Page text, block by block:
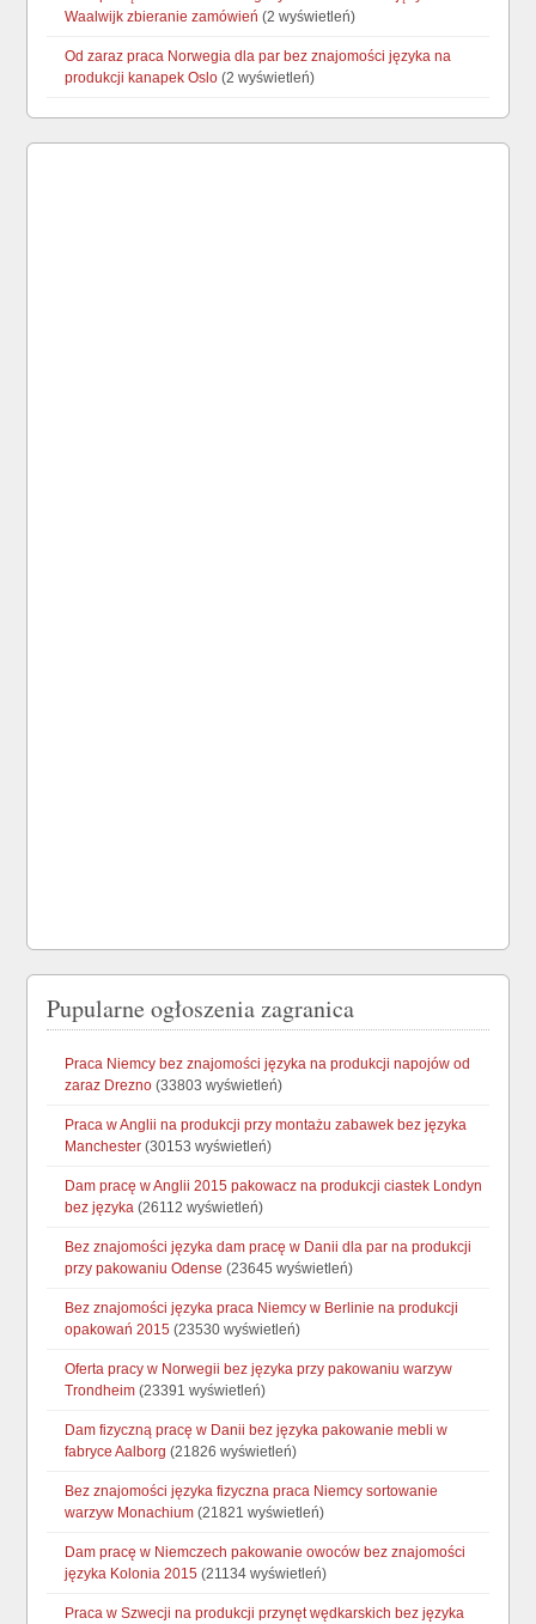
Waalwijk zbieranie zamówień (2 wyświetleń)
Od zaraz praca Norwegia dla par bez znajomości języka na
produkcji kanapek Oslo (2 wyświetleń)
Pupularne ogłoszenia zagranica
Praca Niemcy bez znajomości języka na produkcji napojów od
zaraz Drezno (33803 wyświetleń)
Praca w Anglii na produkcji przy montażu zabawek bez języka
Manchester (30153 wyświetleń)
Dam pracę w Anglii 2015 pakowacz na produkcji ciastek Londyn
bez języka (26112 wyświetleń)
Bez znajomości języka dam pracę w Danii dla par na produkcji
przy pakowaniu Odense (23645 wyświetleń)
Bez znajomości języka praca Niemcy w Berlinie na produkcji
opakowań 2015 (23530 wyświetleń)
Oferta pracy w Norwegii bez języka przy pakowaniu warzyw
Trondheim (23391 wyświetleń)
Dam fizyczną pracę w Danii bez języka pakowanie mebli w
fabryce Aalborg (21826 wyświetleń)
Bez znajomości języka fizyczna praca Niemcy sortowanie
warzyw Monachium (21821 wyświetleń)
Dam pracę w Niemczech pakowanie owoców bez znajomości
języka Kolonia 2015 (21134 wyświetleń)
Praca w Szwecji na produkcji przynęt wędkarskich bez języka